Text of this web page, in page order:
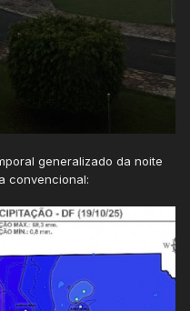
generalizado da noite
convencional: